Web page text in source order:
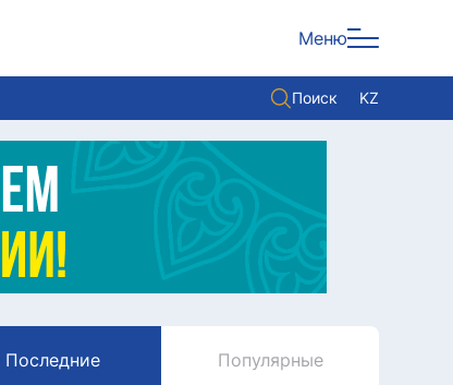
Меню
Поиск KZ
Политика
Экономика
Культура
Служба Комплаенс
Последние Популярные